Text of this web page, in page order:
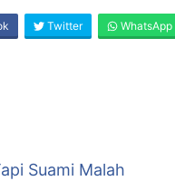
Twitter WhatsApp
Suami Malah